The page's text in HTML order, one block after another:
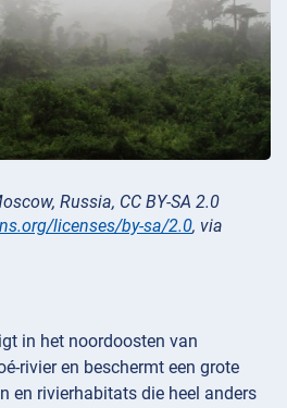
Russia, CC BY-SA 2.0
licenses/by-sa/2.0, via
in het noordoosten van
rivier en beschermt een grote
en rivierhabitats die heel anders